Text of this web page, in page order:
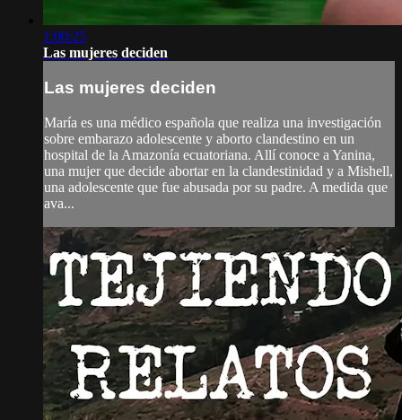
1:00:25
Las mujeres deciden
Las mujeres deciden
María es una médico española que realiza una investigación
sobre embarazo adolescente y aborto clandestino en un
hospital de la Amazonía ecuatoriana. Allí conoce a Yanina,
una mujer que decide abortar en la clandestinidad y a Mishell,
una adolescente que fue abusada por su padre. A medida que
ava...